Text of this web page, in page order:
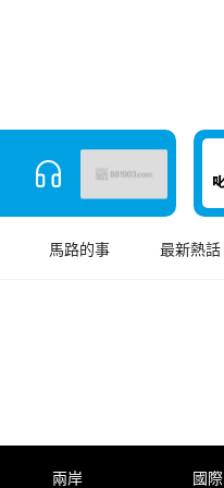
馬路的事 最新熱話
兩岸 國際